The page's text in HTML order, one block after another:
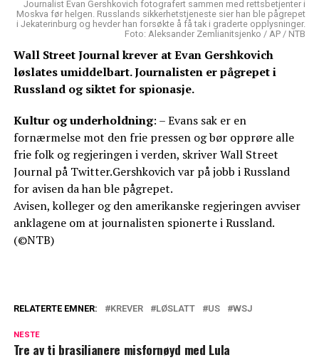
Journalist Evan Gershkovich fotografert sammen med rettsbetjenter i
Moskva før helgen. Russlands sikkerhetstjeneste sier han ble pågrepet
i Jekaterinburg og hevder han forsøkte å få tak i graderte opplysninger.
Foto: Aleksander Zemlianitsjenko / AP / NTB
Wall Street Journal krever at Evan Gershkovich
løslates umiddelbart. Journalisten er pågrepet i
Russland og siktet for spionasje.
Kultur og underholdning: – Evans sak er en
fornærmelse mot den frie pressen og bør opprøre alle
frie folk og regjeringen i verden, skriver Wall Street
Journal på Twitter.Gershkovich var på jobb i Russland
for avisen da han ble pågrepet.
Avisen, kolleger og den amerikanske regjeringen avviser
anklagene om at journalisten spionerte i Russland.
(©NTB)
RELATERTE EMNER: KREVER LØSLATT US WSJ
NESTE
Tre av ti brasilianere misfornøyd med Lula